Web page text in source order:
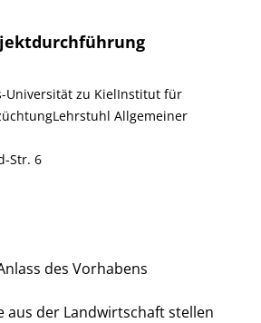
Universität zu KielInstitut für
Allgemeiner
Str. 6
des Vorhabens
aus der Landwirtschaft stellen